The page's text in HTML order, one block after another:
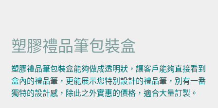
塑膠禮品筆包裝盒
塑膠禮品筆包裝盒能夠做成透明狀，讓客戶能夠直接看到
盒內的禮品筆，更能展示您特別設計的禮品筆，別有一番
獨特的設計感，除此之外實惠的價格，適合大量訂製。